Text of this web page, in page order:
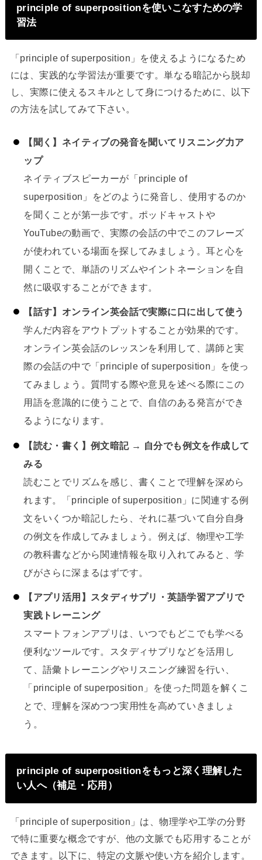
principle of superpositionを使いこなすための学
習法
「principle of superposition」を使えるようになるため
には、実践的な学習法が重要です。単なる暗記から脱却
し、実際に使えるスキルとして身につけるために、以下
の方法を試してみて下さい。
【聞く】ネイティブの発音を聞いてリスニング力ア
ップ
ネイティブスピーカーが「principle of
superposition」をどのように発音し、使用するのか
を聞くことが第一歩です。ポッドキャストや
YouTubeの動画で、実際の会話の中でこのフレーズ
が使われている場面を探してみましょう。耳と心を
開くことで、単語のリズムやイントネーションを自
然に吸収することができます。
【話す】オンライン英会話で実際に口に出して使う
学んだ内容をアウトプットすることが効果的です。
オンライン英会話のレッスンを利用して、講師と実
際の会話の中で「principle of superposition」を使っ
てみましょう。質問する際や意見を述べる際にこの
用語を意識的に使うことで、自信のある発言ができ
るようになります。
【読む・書く】例文暗記 → 自分でも例文を作成して
みる
読むことでリズムを感じ、書くことで理解を深めら
れます。「principle of superposition」に関連する例
文をいくつか暗記したら、それに基づいて自分自身
の例文を作成してみましょう。例えば、物理や工学
の教科書などから関連情報を取り入れてみると、学
びがさらに深まるはずです。
【アプリ活用】スタディサプリ・英語学習アプリで
実践トレーニング
スマートフォンアプリは、いつでもどこでも学べる
便利なツールです。スタディサプリなどを活用し
て、語彙トレーニングやリスニング練習を行い、
「principle of superposition」を使った問題を解くこ
とで、理解を深めつつ実用性を高めていきましょ
う。
principle of superpositionをもっと深く理解した
い人へ（補足・応用）
「principle of superposition」は、物理学や工学の分野
で特に重要な概念ですが、他の文脈でも応用することが
できます。以下に、特定の文脈や使い方を紹介します。